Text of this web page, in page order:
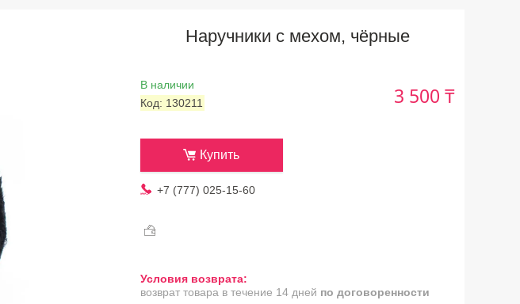
Наручники с мехом, чёрные
В наличии
Код: 130211 3 500 ₸
Купить
+7 (777) 025-15-60
возврат товара в течение 14 дней по договоренности